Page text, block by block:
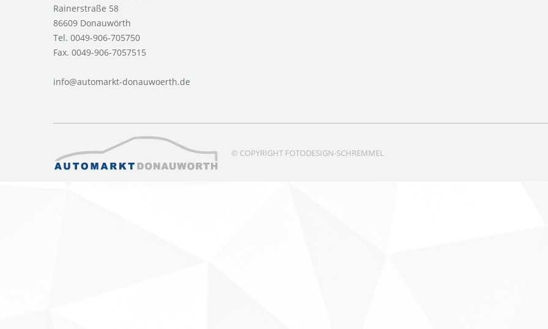
Rainerstraße 58
86609 Donauwörth
Tel. 0049-906-705750
Fax. 0049-906-7057515
info@automarkt-donauwoerth.de
© COPYRIGHT FOTODESIGN-SCHREMMEL